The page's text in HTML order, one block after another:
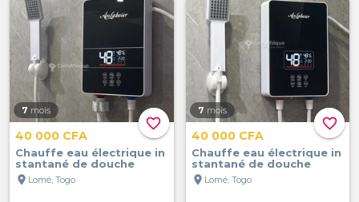
favorite_border
7 mois
40 000 CFA
Chauffe eau électrique in
stantané de douche
location_on Lomé, Togo
favorite_border
7 mois
40 000 CFA
Chauffe eau électrique in
stantané de douche
location_on Lomé, Togo